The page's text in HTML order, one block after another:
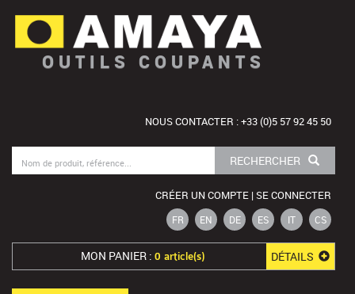
OUTILS COUPANTS
NOUS CONTACTER : +33 (0)5 57 92 45 50
RECHERCHER
CRÉER UN COMPTE | SE CONNECTER
FR EN DE ES IT CS
MON PANIER : 0 article(s) DÉTAILS